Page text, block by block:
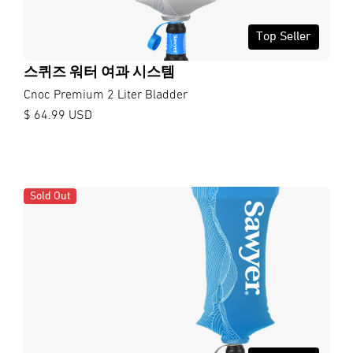
Top Seller
스퀴즈 워터 여과 시스템
Cnoc Premium 2 Liter Bladder
$ 64.99 USD
Sold Out